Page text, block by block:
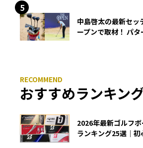
中島啓太の最新セッ
ープンで取材！ パ
おすすめランキン
2026年最新ゴルフ
ランキング25選｜